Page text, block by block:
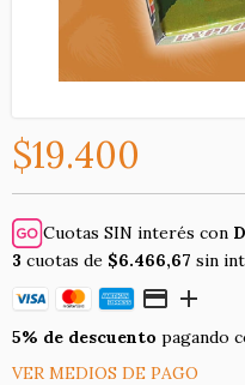
$19.400
Cuotas SIN interés con
3 cuotas de $6.466,67 sin
5% de descuento pagando
VER MEDIOS DE PAGO